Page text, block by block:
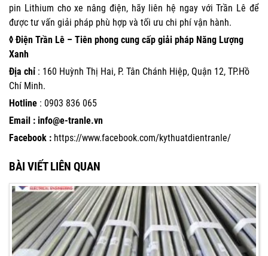
pin Lithium cho xe nâng điện, hãyliên hệ ngay với Trần Lê để
được tư vấn giải pháp phù hợp và tối ưu chi phí vận hành.
◊ Điện Trần Lê – Tiên phong cung cấp giải pháp Năng Lượng
Xanh
Địa chỉ : 160 Huỳnh Thị Hai, P. Tân Chánh Hiệp, Quận 12, TP.Hồ
Chí Minh.
Hotline : 0903 836 065
Email : info@e-tranle.vn
Facebook : https://www.facebook.com/kythuatdientranle/
BÀI VIẾT LIÊN QUAN